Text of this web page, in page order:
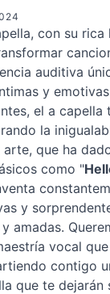
con su rica
auditiva
y
el a capella
la
arte, que ha
como "
y
amadas.
vocal
contigo
que te dejarán